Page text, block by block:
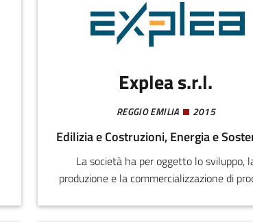
un piano per l'energia pensato per chi
auto elettrica.
Explea s.r.l.
REGGIO EMILIA 2015
La società ha per oggetto lo sviluppo,
produzione e la commercializzazione di
particolare lo sviluppo, la produzione e